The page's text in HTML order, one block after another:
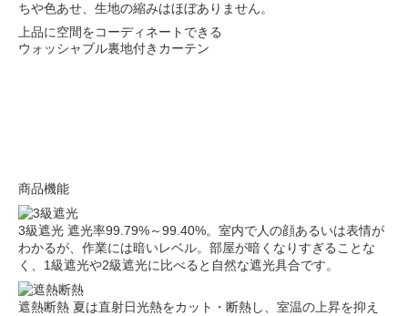
ちや色あせ、生地の縮みはほぼありません。
上品に空間をコーディネートできる
ウォッシャブル裏地付きカーテン
商品機能
3級遮光 遮光率99.79%～99.40%。室内で人の顔あるいは表情が
わかるが、作業には暗いレベル。部屋が暗くなりすぎることな
く、1級遮光や2級遮光に比べると自然な遮光具合です。
遮熱断熱 夏は直射日光熱をカット・断熱し、室温の上昇を抑え